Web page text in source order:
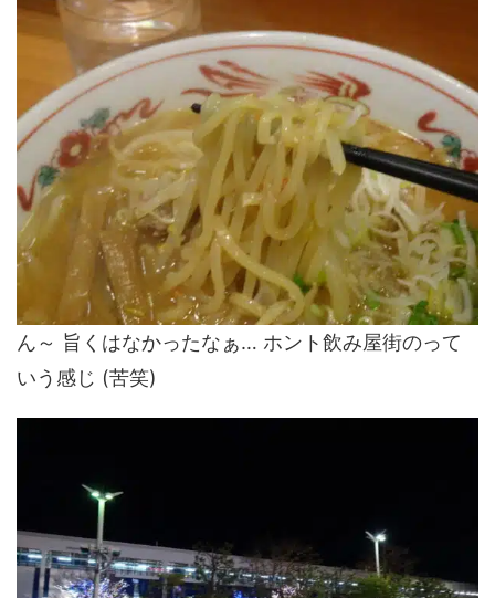
ん～ 旨くはなかったなぁ… ホント飲み屋街のって
いう感じ (苦笑)